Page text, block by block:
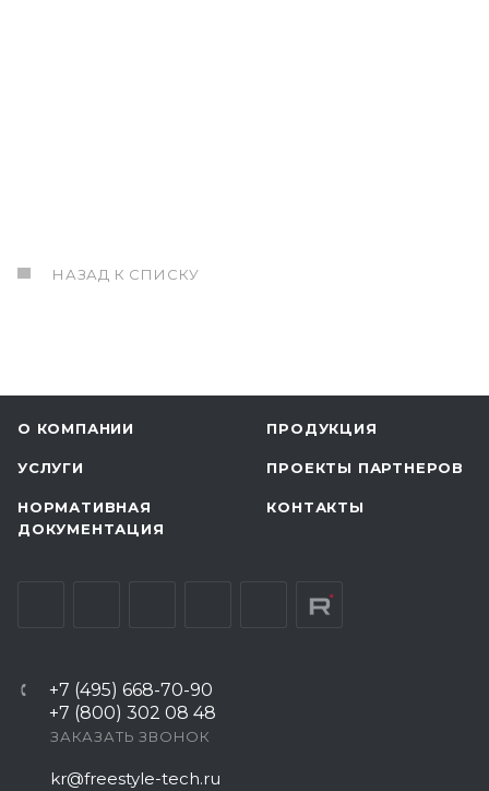
НАЗАД К СПИСКУ
О КОМПАНИИ ПРОДУКЦИЯ
УСЛУГИ ПРОЕКТЫ ПАРТНЕРОВ
НОРМАТИВНАЯ
ДОКУМЕНТАЦИЯ
КОНТАКТЫ
+7 (495) 668-70-90
+7 (800) 302 08 48
ЗАКАЗАТЬ ЗВОНОК
kr@freestyle-tech.ru